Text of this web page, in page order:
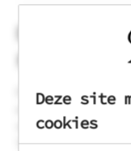
Deze site
cookies
De Molen
Citroen & Sorbet is
uitgesproken
verfijnd hoppig
levendig, met een